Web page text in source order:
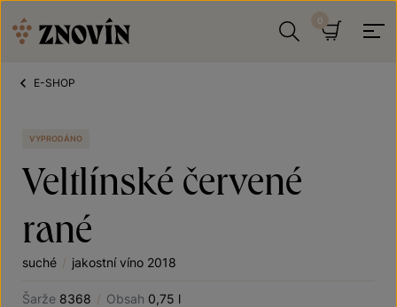
E-SHOP
VYPRODÁNO
Veltlínské červené
rané
suché / jakostní víno 2018
Šarže 8368 / Obsah 0,75 l